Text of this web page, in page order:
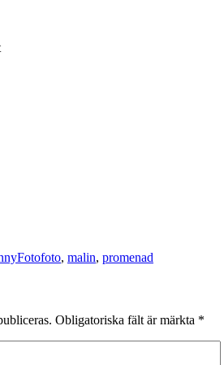
Kategorier
FotoTaggar
foto, malin, promenad
Obligatoriska fält är märkta *